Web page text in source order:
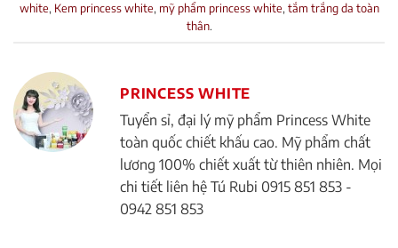
white, Kem princess white, mỹ phẩm princess white, tắm trắng da toàn
thân.
PRINCESS WHITE
Tuyển sỉ, đại lý mỹ phẩm Princess White
toàn quốc chiết khấu cao. Mỹ phẩm chất
lương 100% chiết xuất từ thiên nhiên. Mọi
chi tiết liên hệ Tú Rubi 0915 851 853 -
0942 851 853